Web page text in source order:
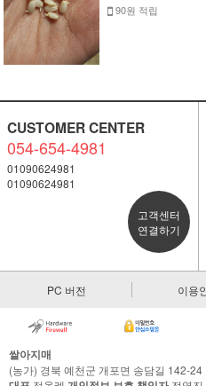
90원 적립
CUSTOMER CENTER
054-654-4981
01090624981
01090624981
고객센터
연결하기
PC 버전 이용
쌀아지매
(농가) 경북 예천군 개포면 송담길 142-24